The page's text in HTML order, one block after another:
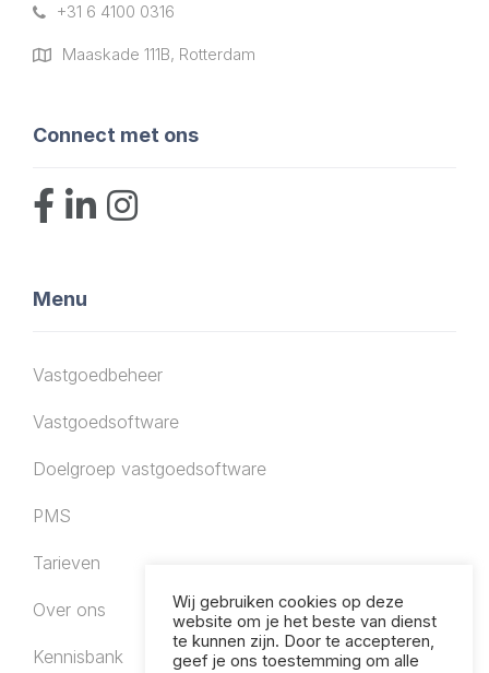
+31 6 4100 0316
Maaskade 111B, Rotterdam
Connect met ons
Menu
Vastgoedbeheer
Vastgoedsoftware
Doelgroep vastgoedsoftware
PMS
Tarieven
Over ons
Kennisbank
Wij gebruiken cookies op deze
website om je het beste van dienst
te kunnen zijn. Door te accepteren,
geef je ons toestemming om alle